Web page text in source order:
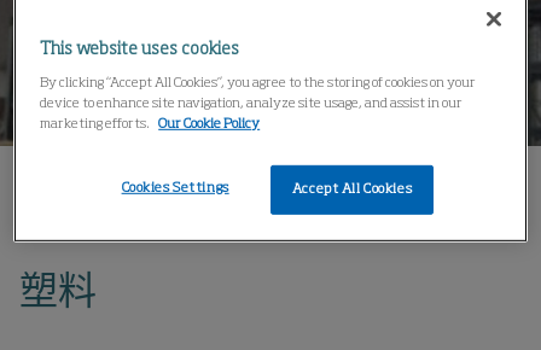
化学 塑料
塑料
This website uses cookies
By clicking “Accept All Cookies”, you agree to the storing of cookies on your
device to enhance site navigation, analyze site usage, and assist in our
marketing efforts.
Our Cookie Policy
Accept All Cookies
Cookies Settings